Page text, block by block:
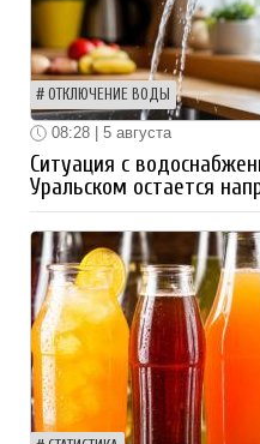
ОТКЛЮЧЕНИЕ ВОДЫ
08:28 | 5 августа
Ситуация с
Уральском остается